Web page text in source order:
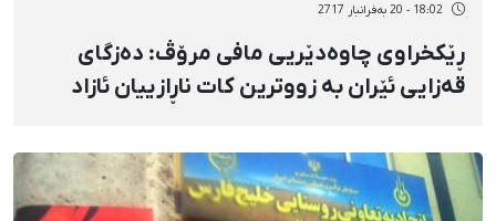
18:02 - 20 بەفرانبار 2717
ڕێکخراوی چاوەدێریی مافی مرۆڤ: دەزگای
قەزایی ئێران بە زووترین کات ناڕازییان ئازاد